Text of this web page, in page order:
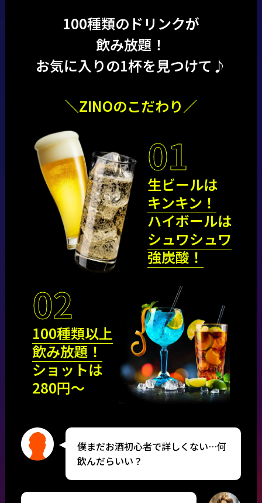
100種類のドリンクが
飲み放題！
お気に入りの1杯を見つけて♪
＼ZINOのこだわり／
01
生ビールは
キンキン！
ハイボールは
シュワシュワ
強炭酸！
02
100種類以上
飲み放題！
ショットは
280円〜
僕まだお酒初心者で詳しくない…何
飲んだらいい？